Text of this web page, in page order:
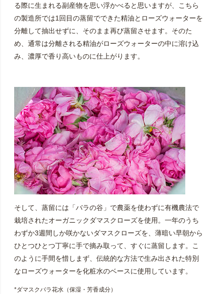
る際に生まれる副産物を思い浮かべると思いますが、こちら
の製造所では1回目の蒸留でできた精油とローズウォーターを
分離して抽出せずに、そのまま再び蒸留させます。そのた
め、通常は分離される精油がローズウォーターの中に溶け込
み、濃厚で香り高いものに仕上がります。
そして、蒸留には「バラの谷」で農薬を使わずに有機農法で
栽培されたオーガニックダマスクローズを使用。一年のうち
わずか3週間しか咲かないダマスクローズを、薄暗い早朝から
ひとつひとつ丁寧に手で摘み取って、すぐに蒸留します。こ
のように手間を惜しまず、伝統的な方法で生み出された特別
なローズウォーターを化粧水のベースに使用しています。
*ダマスクバラ花水（保湿・芳香成分）